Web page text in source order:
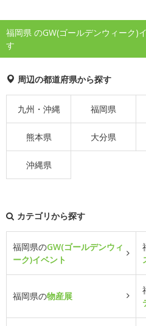
福岡県 のGW(ゴールデンウィーク)
す
周辺の都道府県から探す
九州・沖縄 福岡県
熊本県 大分県
沖縄県
カテゴリから探す
福岡県のGW(ゴールデンウィ
ーク)イベント
福岡県の物産展